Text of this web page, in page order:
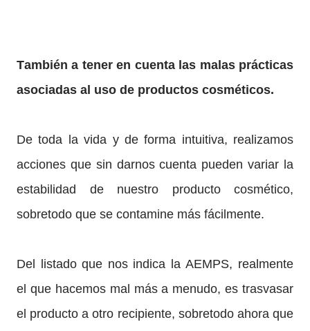
También a tener en cuenta las malas prácticas
asociadas al uso de productos cosméticos.
De toda la vida y de forma intuitiva, realizamos
acciones que sin darnos cuenta pueden variar la
estabilidad de nuestro producto cosmético,
sobretodo que se contamine más fácilmente.
Del listado que nos indica la AEMPS, realmente
el que hacemos mal más a menudo, es trasvasar
el producto a otro recipiente, sobretodo ahora que